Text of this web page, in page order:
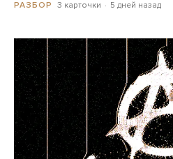
РАЗБОР 3 карточки 5 дней назад